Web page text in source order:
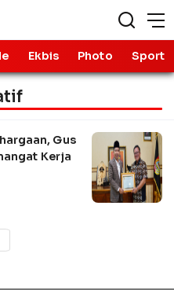
Ekbis Photo Sport
Gus
Kerja